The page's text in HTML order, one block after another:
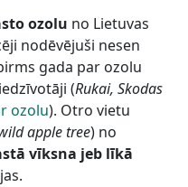
ozolu no Lietuvas
nodēvējuši nesen
gada par ozolu
(Rukai, Skodas
ozolu). Otro vietu
apple tree) no
vīksna jeb līkā